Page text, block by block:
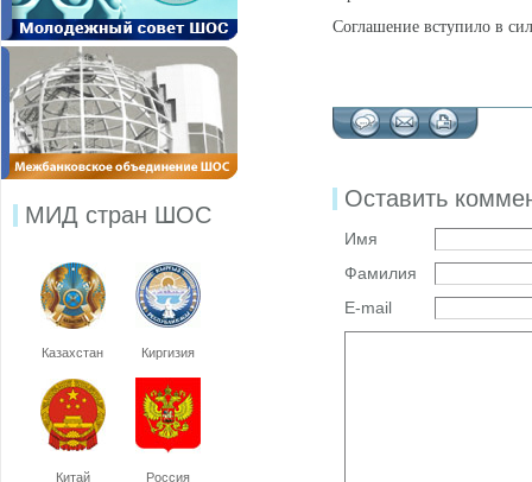
МИД стран ШОС
Казахстан Киргизия
Китай Россия
Соглашение вступило в
Оставить
Имя
Фамилия
E-mail